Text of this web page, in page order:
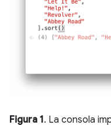
Figura 1. La consola